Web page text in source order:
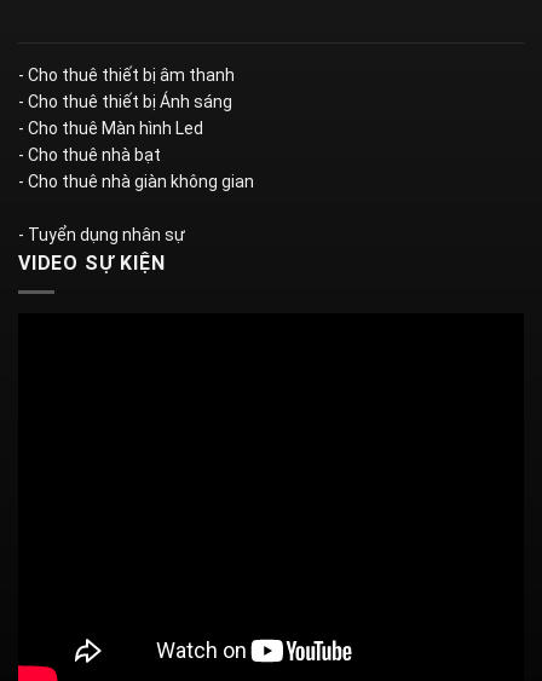
- Cho thuê thiết bị âm thanh
- Cho thuê thiết bị Ánh sáng
- Cho thuê Màn hình Led
- Cho thuê nhà bạt
- Cho thuê nhà giàn không gian
- Tuyển dụng nhân sự
VIDEO SỰ KIỆN